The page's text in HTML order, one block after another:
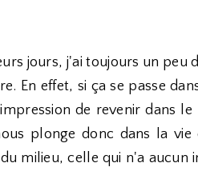
jours, j'ai toujours un peu
En effet, si ça se passe
de revenir dans
plonge donc dans la
milieu, celle qui n'a aucun